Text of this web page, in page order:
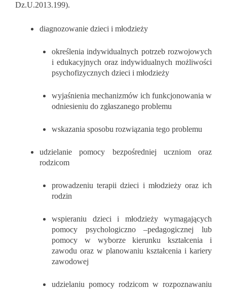
Dz.U.2013.199).
diagnozowanie dzieci i młodzieży
określenia indywidualnych potrzeb rozwojowych
i edukacyjnych oraz indywidualnych możliwości
psychofizycznych dzieci i młodzieży
wyjaśnienia mechanizmów ich funkcjonowania w
odniesieniu do zgłaszanego problemu
wskazania sposobu rozwiązania tego problemu
udzielanie pomocy bezpośredniej uczniom oraz
rodzicom
prowadzeniu terapii dzieci i młodzieży oraz ich
rodzin
wspieraniu dzieci i młodzieży wymagających
pomocy psychologiczno –pedagogicznej lub
pomocy w wyborze kierunku kształcenia i
zawodu oraz w planowaniu kształcenia i kariery
zawodowej
udzielaniu pomocy rodzicom w rozpoznawaniu